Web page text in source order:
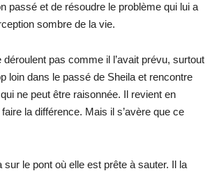
passé et de résoudre le problème qui lui a
sombre de la vie.
pas comme il l’avait prévu, surtout
loin dans le passé de Sheila et rencontre
ne peut être raisonnée. Il revient en
faire la différence. Mais il s’avère que ce
sur le pont où elle est prête à sauter. Il la